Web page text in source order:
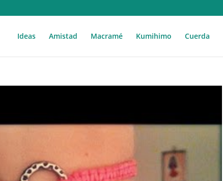
Ideas Amistad Macramé Kumihimo Cuerda